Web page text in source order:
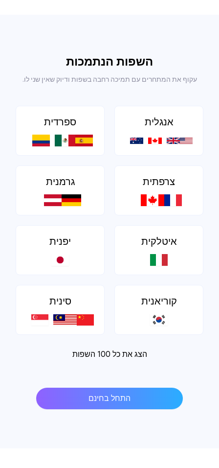
השפות הנתמכות
עקוף את המתחרים עם תמיכה רחבה בשפות ודיוק שאין שני לו.
אנגלית ספרדית
צרפתית גרמנית
איטלקית יפנית
קוריאנית סינית
הצג את כל 100 השפות
התחל בחינם